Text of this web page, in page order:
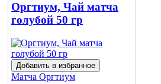
Оргтиум, Чай матча
голубой 50 гр
Добавить в избранное
Матча Оргтиум